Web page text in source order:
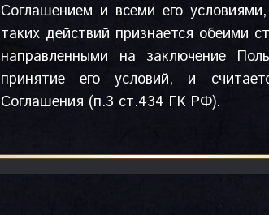
Соглашением и всеми его
таких действий признается обеими
направленными на заключение
принятие его условий, и
Соглашения (п.3 ст.434 ГК РФ).